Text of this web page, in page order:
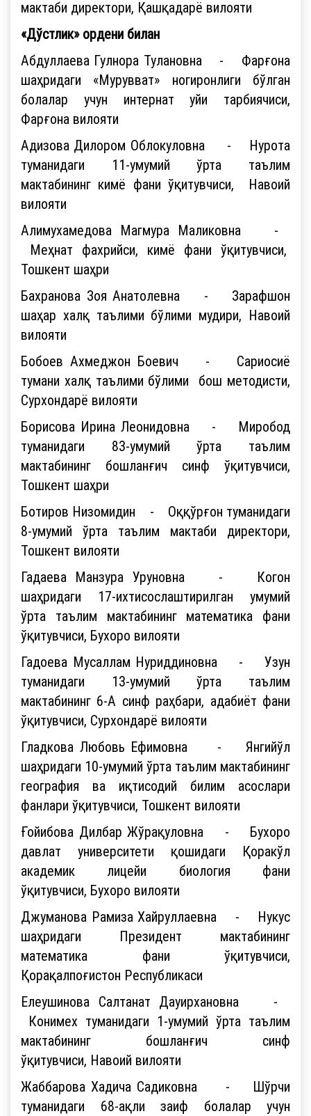
мактаби директори, Қашқадарё вилояти
«Дўстлик» ордени билан
Абдуллаева Гулнора Тулановна - Фарғона
шаҳридаги «Мурувват» ногиронлиги бўлган
болалар учун интернат уйи тарбиячиси,
Фарғона вилояти
Адизова Дилором Облокуловна - Нурота
туманидаги 11-умумий ўрта таълим
мактабининг кимё фани ўқитувчиси, Навоий
вилояти
Алимухамедова Магмура Маликовна -
Меҳнат фахрийси, кимё фани ўқитувчиси,
Тошкент шаҳри
Бахранова Зоя Анатолевна - Зарафшон
шаҳар халқ таълими бўлими мудири, Навоий
вилояти
Бобоев Ахмеджон Боевич - Сариосиё
тумани халқ таълими бўлими бош методисти,
Сурхондарё вилояти
Борисова Ирина Леонидовна - Миробод
туманидаги 83-умумий ўрта таълим
мактабининг бошланғич синф ўқитувчиси,
Тошкент шаҳри
Ботиров Низомидин - Оққўрғон туманидаги
8-умумий ўрта таълим мактаби директори,
Тошкент вилояти
Гадаева Манзура Уруновна - Когон
шаҳридаги 17-ихтисослаштирилган умумий
ўрта таълим мактабининг математика фани
ўқитувчиси, Бухоро вилояти
Гадоева Мусаллам Нуриддиновна - Узун
туманидаги 13-умумий ўрта таълим
мактабининг 6-А синф раҳбари, адабиёт фани
ўқитувчиси, Сурхондарё вилояти
Гладкова Любовь Ефимовна - Янгийўл
шаҳридаги 10-умумий ўрта таълим мактабининг
география ва иқтисодий билим асослари
фанлари ўқитувчиси, Тошкент вилояти
Ғойибова Дилбар Жўрақуловна - Бухоро
давлат университети қошидаги Қоракўл
академик лицейи биология фани
ўқитувчиси, Бухоро вилояти
Джуманова Рамиза Хайруллаевна - Нукус
шаҳридаги Президент мактабининг
математика фани ўқитувчиси,
Қорақалпоғистон Республикаси
Елеушинова Салтанат Дауирхановна -
Конимех туманидаги 1-умумий ўрта таълим
мактабининг бошланғич синф
ўқитувчиси, Навоий вилояти
Жаббарова Хадича Садиковна - Шўрчи
туманидаги 68-ақли заиф болалар учун